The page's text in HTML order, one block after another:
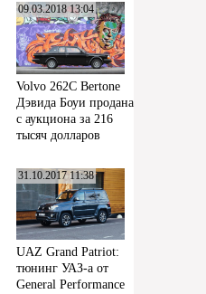
09.03.2018 13:04
Volvo 262C Bertone
Дэвида Боуи продана
с аукциона за 216
тысяч долларов
31.10.2017 11:38
UAZ Grand Patriot:
тюнинг УАЗ-а от
General Performance